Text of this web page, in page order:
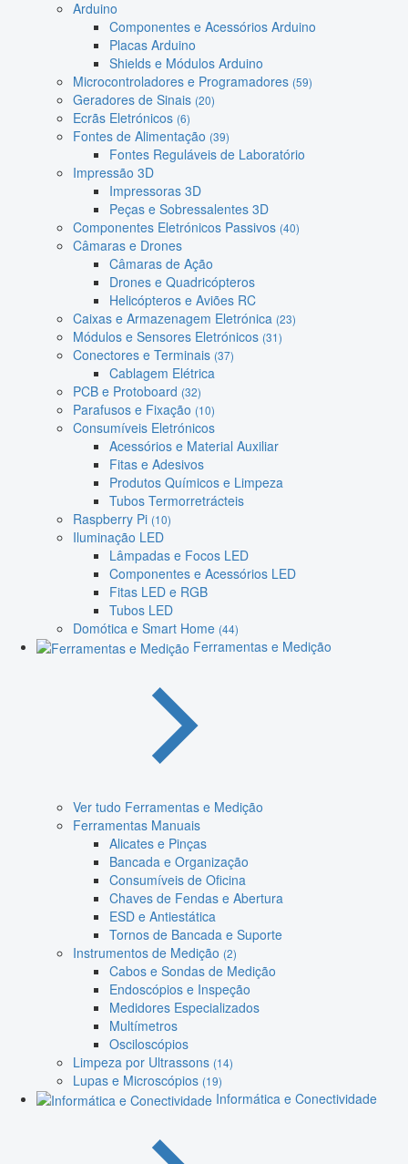
Arduino
Componentes e Acessórios Arduino
Placas Arduino
Shields e Módulos Arduino
Microcontroladores e Programadores (59)
Geradores de Sinais (20)
Ecrãs Eletrónicos (6)
Fontes de Alimentação (39)
Fontes Reguláveis de Laboratório
Impressão 3D
Impressoras 3D
Peças e Sobressalentes 3D
Componentes Eletrónicos Passivos (40)
Câmaras e Drones
Câmaras de Ação
Drones e Quadricópteros
Helicópteros e Aviões RC
Caixas e Armazenagem Eletrónica (23)
Módulos e Sensores Eletrónicos (31)
Conectores e Terminais (37)
Cablagem Elétrica
PCB e Protoboard (32)
Parafusos e Fixação (10)
Consumíveis Eletrónicos
Acessórios e Material Auxiliar
Fitas e Adesivos
Produtos Químicos e Limpeza
Tubos Termorretrácteis
Raspberry Pi (10)
Iluminação LED
Lâmpadas e Focos LED
Componentes e Acessórios LED
Fitas LED e RGB
Tubos LED
Domótica e Smart Home (44)
Ferramentas e Medição
Ver tudo Ferramentas e Medição
Ferramentas Manuais
Alicates e Pinças
Bancada e Organização
Consumíveis de Oficina
Chaves de Fendas e Abertura
ESD e Antiestática
Tornos de Bancada e Suporte
Instrumentos de Medição (2)
Cabos e Sondas de Medição
Endoscópios e Inspeção
Medidores Especializados
Multímetros
Osciloscópios
Limpeza por Ultrassons (14)
Lupas e Microscópios (19)
Informática e Conectividade